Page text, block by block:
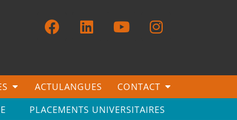
ACTULANGUES
CONTACT
PLACEMENTS UNIVERSITAIRES